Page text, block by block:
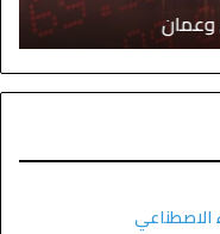
وعمان
الاصطناعي